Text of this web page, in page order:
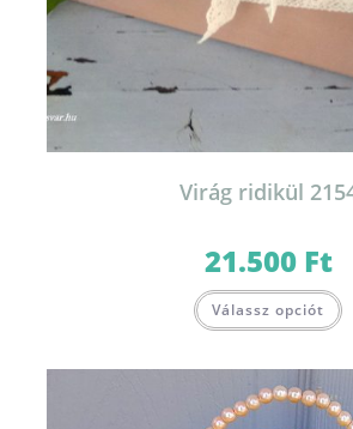
Virág ridikül
21.500 Ft
Válassz opciót